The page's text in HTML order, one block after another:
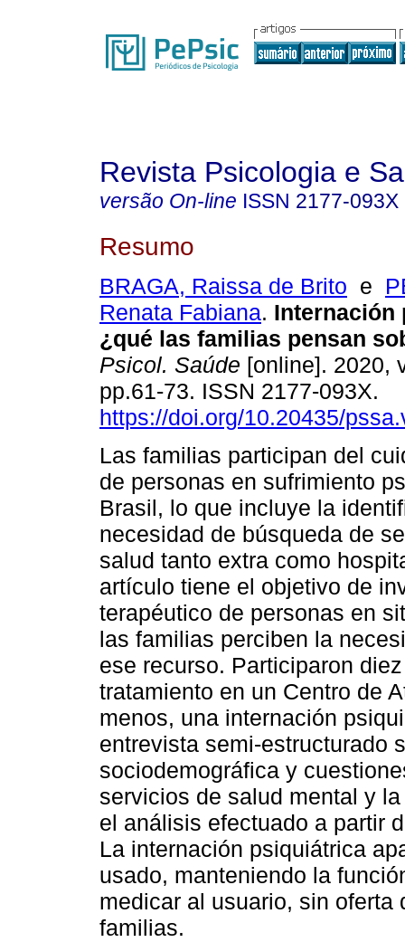
Revista Psicologia e
versão On-line ISSN 2177-093X
Resumo
BRAGA, Raissa de Brito e
Renata Fabiana. Internación
¿qué las familias pensan
Psicol. Saúde [online]. 2020,
pp.61-73. ISSN 2177-093X.
https://doi.org/10.20435/
Las familias participan del
de personas en sufrimiento
Brasil, lo que incluye la
necesidad de búsqueda de
salud tanto extra como
artículo tiene el objetivo de
terapéutico de personas en
las familias perciben la
ese recurso. Participaron
tratamiento en un Centro de
menos, una internación
entrevista semi-estructurado
sociodemográfica y
servicios de salud mental y
el análisis efectuado a partir
La internación psiquiátrica
usado, manteniendo la
medicar al usuario, sin
familias.